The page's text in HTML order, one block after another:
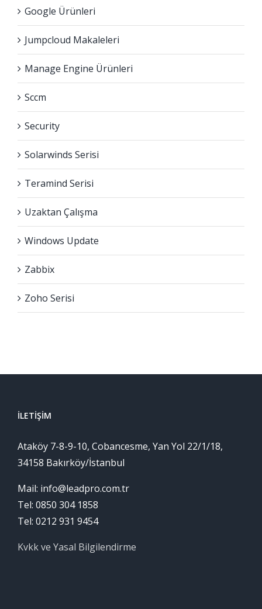
Google Ürünleri
Jumpcloud Makaleleri
Manage Engine Ürünleri
Sccm
Security
Solarwinds Serisi
Teramind Serisi
Uzaktan Çalışma
Windows Update
Zabbix
Zoho Serisi
İLETIŞIM
Ataköy 7-8-9-10, Cobancesme, Yan Yol 22/1/18,
34158 Bakırköy/İstanbul
Mail: info@leadpro.com.tr
Tel: 0850 304 1858
Tel: 0212 931 9454
Kvkk ve Yasal Bilgilendirme